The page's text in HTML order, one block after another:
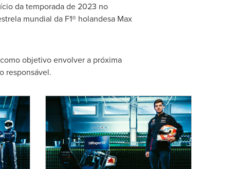
da temporada de 2023 no
mundial da F1® holandesa Max
objetivo envolver a próxima
responsável.